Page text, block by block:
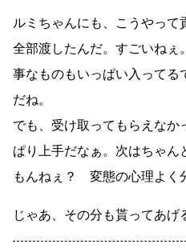
ルミちゃんにも、こうやっ
全部渡したんだ。すごいねぇ
事なものもいっぱい入って
だね。
でも、受け取ってもらえな
ぱり上手だなぁ。次はちゃん
もんねぇ？ 変態の心理よく
じゃあ、その分も貰ってあげ